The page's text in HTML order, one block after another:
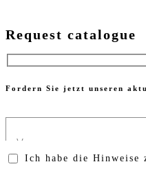
Request catalogue
Fordern Sie jetzt unseren
Ich habe die Hinweise